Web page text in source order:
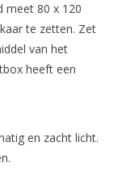
meet 80 x 120
te zetten. Zet
van het
heeft een
en zacht licht.